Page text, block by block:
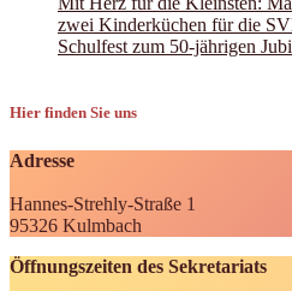
zwei Kinderküchen für die
Schulfest zum 50-jährigen
Hier finden Sie uns
Adresse
Hannes-Strehly-Straße 1
95326 Kulmbach
Öffnungszeiten des Sekretariats